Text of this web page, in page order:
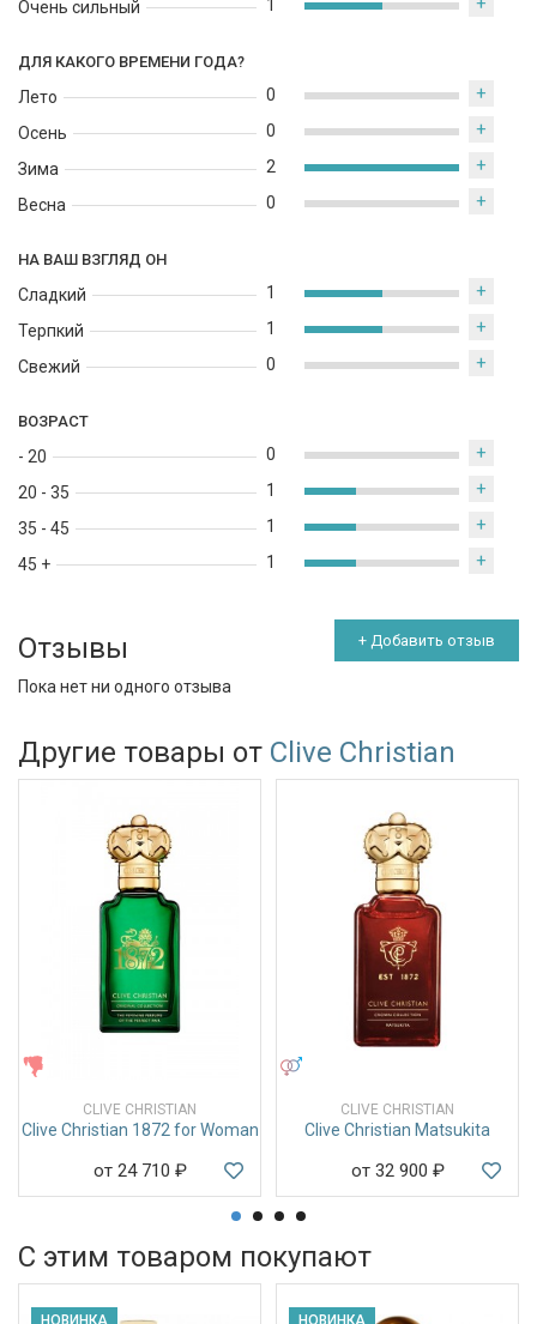
Очень сильный 1
ДЛЯ КАКОГО ВРЕМЕНИ ГОДА?
Лето
Осень
Зима
Весна
0 +
0 +
2 +
0 +
НА ВАШ ВЗГЛЯД ОН
Сладкий
Терпкий
Свежий
1 +
1 +
0 +
ВОЗРАСТ
- 20
20 - 35
35 - 45
45 +
0 +
1 +
1 +
1 +
Отзывы + Добавить отзыв
Пока нет ни одного отзыва
Другие товары от Clive Christian
CLIVE CHRISTIAN
Clive Christian 1872 for Woman
от 24 710 ₽
CLIVE CHRISTIAN
Clive Christian Matsukita
от 32 900 ₽
С этим товаром покупают
НОВИНКА НОВИНКА